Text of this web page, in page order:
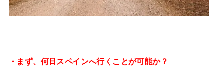
・まず、何日スペインへ行くことが可能か？